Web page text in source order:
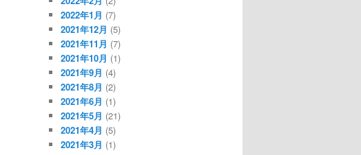
2022年1月 (7)
2021年12月 (5)
2021年11月 (7)
2021年10月 (1)
2021年9月 (4)
2021年8月 (2)
2021年6月 (1)
2021年5月 (21)
2021年4月 (5)
2021年3月 (1)